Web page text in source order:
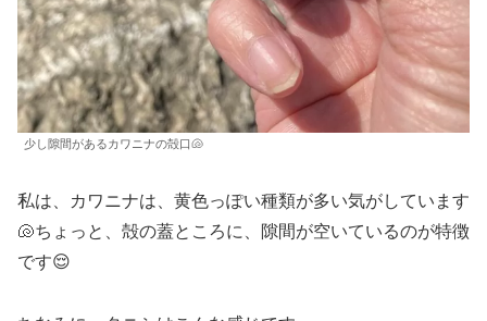
少し隙間があるカワニナの殻口🐚
私は、カワニナは、黄色っぽい種類が多い気がしています
🐚ちょっと、殻の蓋ところに、隙間が空いているのが特徴
です😌